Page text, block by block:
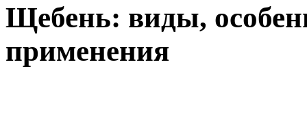
Щебень: виды,
применения